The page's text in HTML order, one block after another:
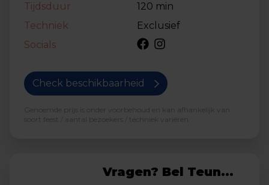
Tijdsduur
120 min
Techniek
Exclusief
Socials
Check beschikbaarheid
Genoemde prijs is onder voorbehoud en kan afhankelijk van
soort feest / aantal bezoekers / techniek variëren.
Vragen? Bel Teun...